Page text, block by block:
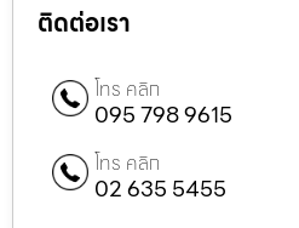
ติดต่อเรา
โทร คลิก
095 798 9615
โทร คลิก
02 635 5455